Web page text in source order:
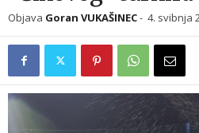
Objava Goran VUKAŠINEC- 4. svibnja